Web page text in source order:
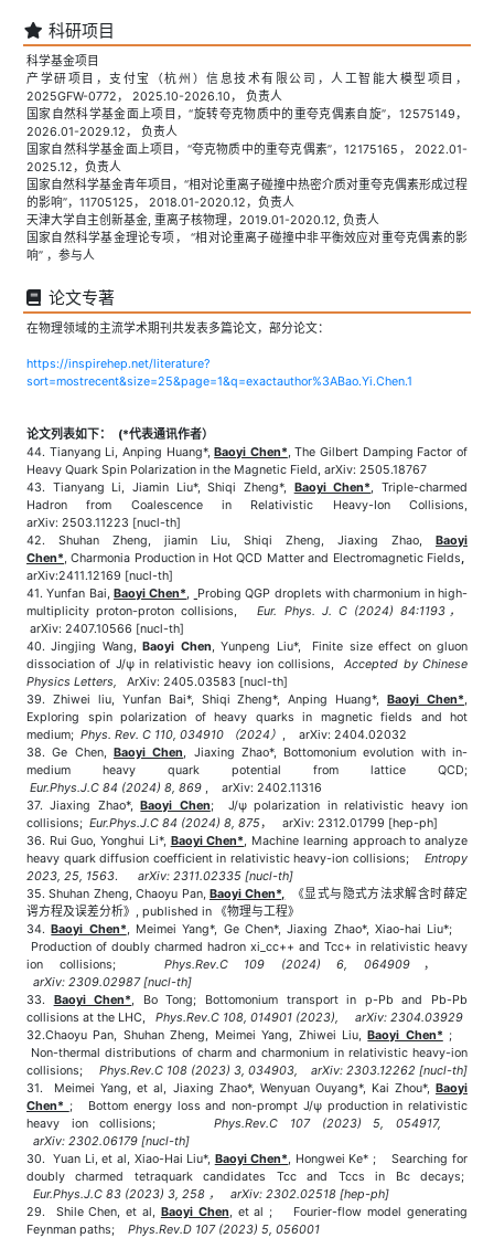
科研项目
科学基金项目
产学研项目，支付宝（杭州）信息技术有限公司，人工智能大模型项目，
2025GFW-0772， 2025.10-2026.10， 负责人
国家自然科学基金面上项目，“旋转夸克物质中的重夸克偶素自旋”，12575149，
2026.01-2029.12， 负责人
国家自然科学基金面上项目，“夸克物质中的重夸克偶素”，12175165， 2022.01-
2025.12，负责人
国家自然科学基金青年项目，“相对论重离子碰撞中热密介质对重夸克偶素形成过程
的影响”，11705125， 2018.01-2020.12，负责人
天津大学自主创新基金, 重离子核物理，2019.01-2020.12, 负责人
国家自然科学基金理论专项， “相对论重离子碰撞中非平衡效应对重夸克偶素的影
响” ，参与人
论文专著
在物理领域的主流学术期刊共发表多篇论文，部分论文：
https://inspirehep.net/literature?
sort=mostrecent&size=25&page=1&q=exactauthor%3ABao.Yi.Chen.1
论文列表如下： (*代表通讯作者）
44. Tianyang Li, Anping Huang*,Baoyi Chen*, The Gilbert Damping Factor of
Heavy Quark Spin Polarization in the Magnetic Field, arXiv: 2505.18767
43. Tianyang Li, Jiamin Liu*, Shiqi Zheng*, Baoyi Chen*, Triple-charmed
Hadron from Coalescence in Relativistic Heavy-Ion Collisions,
arXiv: 2503.11223 [nucl-th]
42. Shuhan Zheng, jiamin Liu, Shiqi Zheng, Jiaxing Zhao, Baoyi
Chen*, Charmonia Production in Hot QCD Matter and Electromagnetic Fields,
arXiv:2411.12169 [nucl-th]
41. Yunfan Bai, Baoyi Chen*,
Probing QGP droplets with charmonium in high-
multiplicity proton-proton collisions,Eur. Phys. J. C (2024) 84:1193，
arXiv: 2407.10566 [nucl-th]
40. Jingjing Wang,Baoyi Chen, Yunpeng Liu*, Finite size effect on gluon
dissociation of J/ψ in relativistic heavy ion collisions,Accepted by Chinese
Physics Letters, ArXiv: 2405.03583 [nucl-th]
39. Zhiwei liu, Yunfan Bai*, Shiqi Zheng*, Anping Huang*,Baoyi Chen*,
Exploring spin polarization of heavy quarks in magnetic fields and hot
medium; Phys. Rev. C 110, 034910 （2024） , arXiv: 2404.02032
38. Ge Chen, Baoyi Chen, Jiaxing Zhao*, Bottomonium evolution with in-
medium heavy quark potential from lattice QCD;
Eur.Phys.J.C 84 (2024) 8, 869 , arXiv: 2402.11316
37. Jiaxing Zhao*,Baoyi Chen; J/ψ polarization in relativistic heavy ion
collisions; Eur.Phys.J.C 84 (2024) 8, 875， arXiv: 2312.01799 [hep-ph]
36. Rui Guo, Yonghui Li*, Baoyi Chen*, Machine learning approach to analyze
heavy quark diffusion coefficient in relativistic heavy-ion collisions; Entropy
2023, 25, 1563. arXiv: 2311.02335 [nucl-th]
35. Shuhan Zheng, Chaoyu Pan, Baoyi Chen*, 《显式与隐式方法求解含时薛定
谔方程及误差分析》, published in 《物理与工程》
34.Baoyi Chen*, Meimei Yang*, Ge Chen*, Jiaxing Zhao*, Xiao-hai Liu*;
Production of doubly charmed hadron xi_cc++ and Tcc+​ in relativistic heavy
ion collisions; Phys.Rev.C 109 (2024) 6, 064909 ，
arXiv: 2309.02987 [nucl-th]
33. Baoyi Chen*, Bo Tong; Bottomonium transport in p-Pb and Pb-Pb
collisions at the LHC, Phys.Rev.C 108, 014901 (2023),
arXiv: 2304.03929
32.Chaoyu Pan, Shuhan Zheng, Meimei Yang, Zhiwei Liu,Baoyi Chen* ;
Non-thermal distributions of charm and charmonium in relativistic heavy-ion
collisions;
Phys.Rev.C 108 (2023) 3, 034903,
arXiv: 2303.12262 [nucl-th]
31. Meimei Yang, et al, Jiaxing Zhao*, Wenyuan Ouyang*, Kai Zhou*, Baoyi
Chen* ; Bottom energy loss and non-prompt J/ψ production in relativistic
heavy ion collisions;
Phys.Rev.C 107 (2023) 5, 054917,
arXiv: 2302.06179 [nucl-th]
30. Yuan Li, et al, Xiao-Hai Liu*, Baoyi Chen*, Hongwei Ke* ; Searching for
doubly charmed tetraquark candidates Tcc and Tccs in​ Bc​ decays;
Eur.Phys.J.C 83 (2023) 3, 258 ， arXiv: 2302.02518 [hep-ph]
29. Shile Chen, et al, Baoyi Chen, et al ; Fourier-flow model generating
Feynman paths; Phys.Rev.D 107 (2023) 5, 056001